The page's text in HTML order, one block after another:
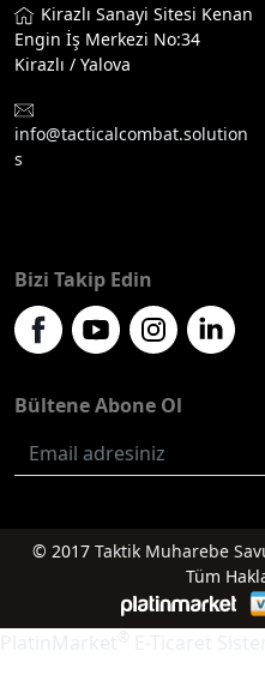
Kirazlı Sanayi Sitesi Kenan
Engin İş Merkezi No:34
Kirazlı / Yalova
info@tacticalcombat.solution
s
Bizi Takip Edin
Bültene Abone Ol
© 2017 Taktik Muharebe
Tüm